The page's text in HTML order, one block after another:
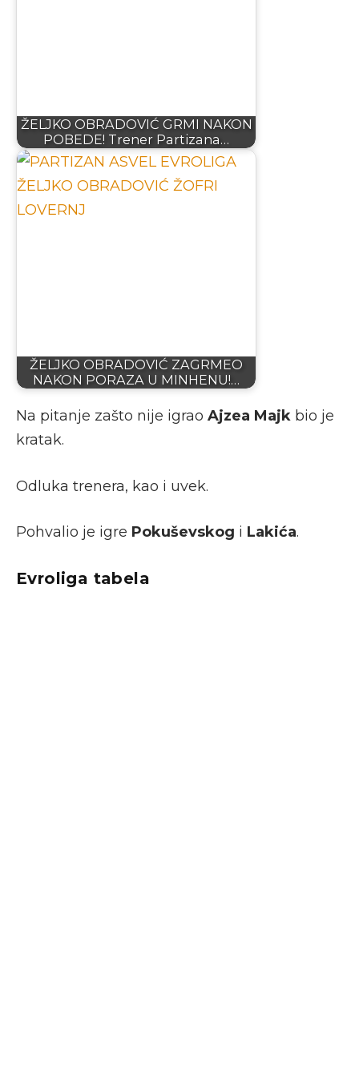
ŽELJKO OBRADOVIĆ GRMI NAKON
POBEDE! Trener Partizana…
ŽELJKO OBRADOVIĆ ZAGRMEO
NAKON PORAZA U MINHENU!…
Na pitanje zašto nije igrao Ajzea Majk bio je
kratak.
Odluka trenera, kao i uvek.
Pohvalio je igre Pokuševskog i Lakića.
Evroliga tabela